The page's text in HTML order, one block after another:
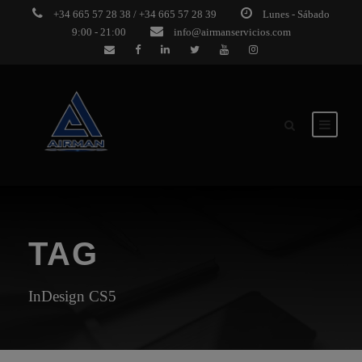
+34 665 57 28 38 / +34 665 57 28 39
Lunes - Sábado
9:00 - 21:00
info@airmanservicios.com
TAG
InDesign CS5